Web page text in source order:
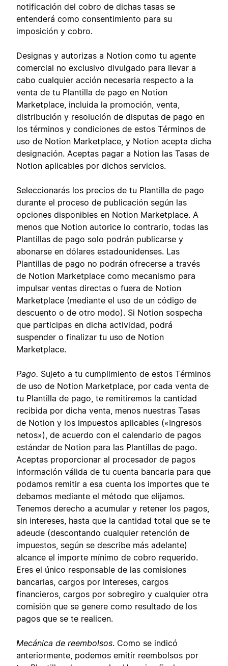
notificación del cobro de dichas tasas se
entenderá como consentimiento para su
imposición y cobro.
Designas y autorizas a Notion como tu agente
comercial no exclusivo divulgado para llevar a
cabo cualquier acción necesaria respecto a la
venta de tu Plantilla de pago en Notion
Marketplace, incluida la promoción, venta,
distribución y resolución de disputas de pago en
los términos y condiciones de estos Términos de
uso de Notion Marketplace, y Notion acepta dicha
designación. Aceptas pagar a Notion las Tasas de
Notion aplicables por dichos servicios.
Seleccionarás los precios de tu Plantilla de pago
durante el proceso de publicación según las
opciones disponibles en Notion Marketplace. A
menos que Notion autorice lo contrario, todas las
Plantillas de pago solo podrán publicarse y
abonarse en dólares estadounidenses. Las
Plantillas de pago no podrán ofrecerse a través
de Notion Marketplace como mecanismo para
impulsar ventas directas o fuera de Notion
Marketplace (mediante el uso de un código de
descuento o de otro modo). Si Notion sospecha
que participas en dicha actividad, podrá
suspender o finalizar tu uso de Notion
Marketplace.
Pago. Sujeto a tu cumplimiento de estos Términos
de uso de Notion Marketplace, por cada venta de
tu Plantilla de pago, te remitiremos la cantidad
recibida por dicha venta, menos nuestras Tasas
de Notion y los impuestos aplicables («Ingresos
netos»), de acuerdo con el calendario de pagos
estándar de Notion para las Plantillas de pago.
Aceptas proporcionar al procesador de pagos
información válida de tu cuenta bancaria para que
podamos remitir a esa cuenta los importes que te
debamos mediante el método que elijamos.
Tenemos derecho a acumular y retener los pagos,
sin intereses, hasta que la cantidad total que se te
adeude (descontando cualquier retención de
impuestos, según se describe más adelante)
alcance el importe mínimo de cobro requerido.
Eres el único responsable de las comisiones
bancarias, cargos por intereses, cargos
financieros, cargos por sobregiro y cualquier otra
comisión que se genere como resultado de los
pagos que se te realicen.
Mecánica de reembolsos. Como se indicó
anteriormente, podemos emitir reembolsos por